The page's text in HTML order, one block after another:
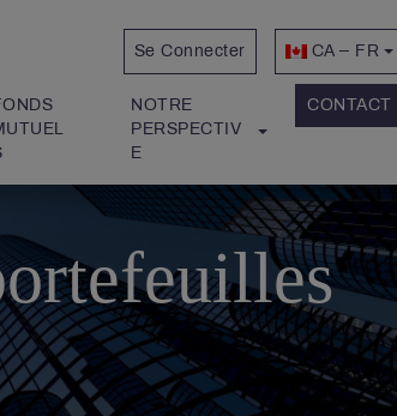
Se Connecter CA – FR
NOTRE
PERSPECTIV
E
CONTACT